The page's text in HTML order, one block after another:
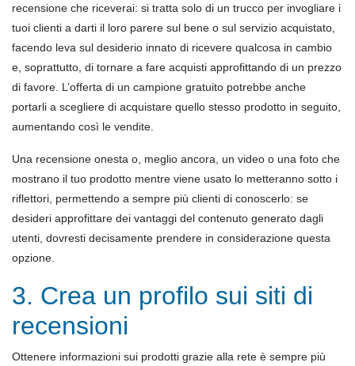
recensione che riceverai: si tratta solo di un trucco per invogliare i
tuoi clienti a darti il loro parere sul bene o sul servizio acquistato,
facendo leva sul desiderio innato di ricevere qualcosa in cambio
e, soprattutto, di tornare a fare acquisti approfittando di un prezzo
di favore. L’offerta di un campione gratuito potrebbe anche
portarli a scegliere di acquistare quello stesso prodotto in seguito,
aumentando così le vendite.
Una recensione onesta o, meglio ancora, un video o una foto che
mostrano il tuo prodotto mentre viene usato lo metteranno sotto i
riflettori, permettendo a sempre più clienti di conoscerlo: se
desideri approfittare dei vantaggi del contenuto generato dagli
utenti, dovresti decisamente prendere in considerazione questa
opzione.
3. Crea un profilo sui siti di
recensioni
Ottenere informazioni sui prodotti grazie alla rete è sempre più